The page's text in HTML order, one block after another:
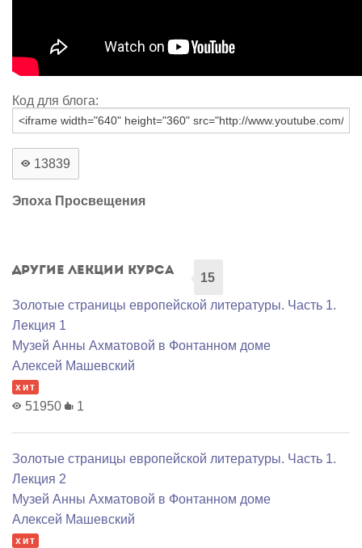
Код для блога:
13839
Эпоха Просвещения
Другие лекции курса
15
Золотые страницы европейской литературы. Часть 1.
Лекция 1
Музей Анны Ахматовой в Фонтанном доме
Алексей Машевский
хит
51950 1
Золотые страницы европейской литературы. Часть 1.
Лекция 2
Музей Анны Ахматовой в Фонтанном доме
Алексей Машевский
хит